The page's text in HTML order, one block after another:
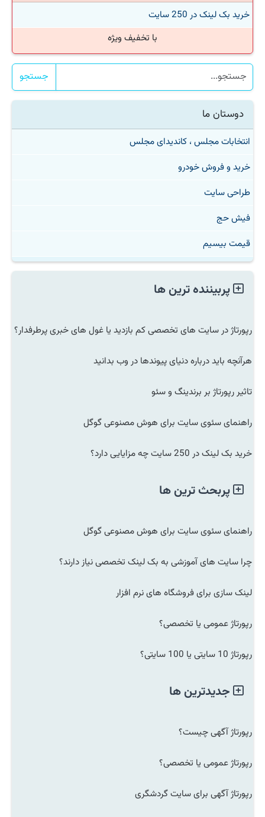
خرید بک لینک در 250 سایت
با تخفیف ویژه
جستجو
دوستان ما
انتخابات مجلس ، کاندیدای مجلس
خرید و فروش خودرو
طراحی سایت
فیش حج
قیمت بیسیم
پربیننده ترین ها
رپورتاژ در سایت های تخصصی کم بازدید یا غول های خبری پرطرفدار؟
هرآنچه باید درباره دنیای پیوندها در وب بدانید
تاثیر رپورتاژ بر برندینگ و سئو
راهنمای سئوی سایت برای هوش مصنوعی گوگل
خرید بک لینک در 250 سایت چه مزایایی دارد؟
پربحث ترین ها
راهنمای سئوی سایت برای هوش مصنوعی گوگل
چرا سایت های آموزشی به بک لینک تخصصی نیاز دارند؟
لینک سازی برای فروشگاه های نرم افزار
رپورتاژ عمومی یا تخصصی؟
رپورتاژ 10 سایتی یا 100 سایتی؟
جدیدترین ها
رپورتاژ آگهی چیست؟
رپورتاژ عمومی یا تخصصی؟
رپورتاژ آگهی برای سایت گردشگری